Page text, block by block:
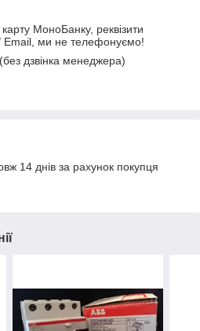
МоноБанку, реквізити
Email, ми не телефонуємо!
дзвінка менеджера)
14 днів за рахунок покупця